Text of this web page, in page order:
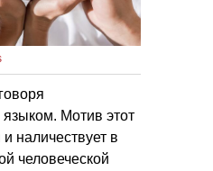
языком. Мотив этот
наличествует в
человеческой